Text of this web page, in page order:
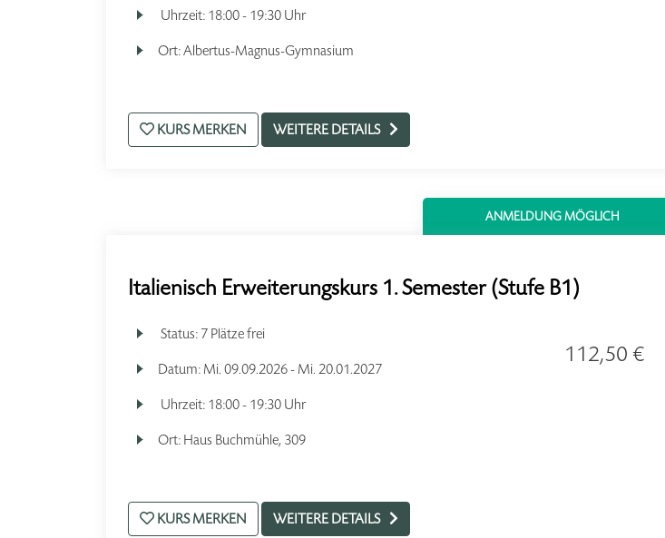
Uhrzeit: 18:00 - 19:30 Uhr
Ort:Albertus-Magnus-Gymnasium
KURS MERKEN WEITERE DETAILS
ANMELDUNG MÖGLICH
Italienisch Erweiterungskurs 1. Semester (Stufe B1)
Status: 7 Plätze frei
Datum: Mi. 09.09.2026 - Mi. 20.01.2027
Uhrzeit: 18:00 - 19:30 Uhr
Ort: Haus Buchmühle, 309
112,50 €
KURS MERKEN WEITERE DETAILS